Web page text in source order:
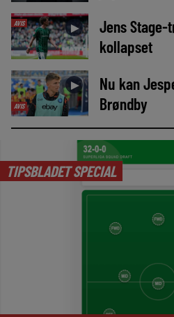
AVIS ►
Jens Stage-
kollapset
AVIS
►
Nu kan
Brøndby
TIPSBLADET SPECIAL